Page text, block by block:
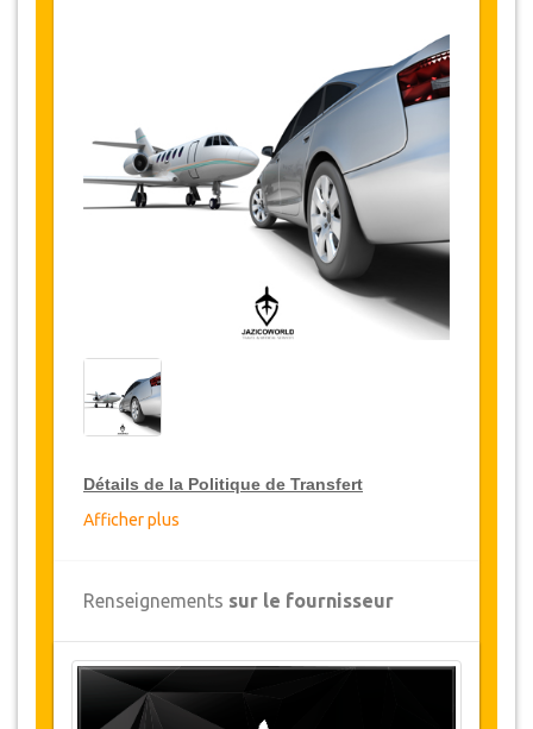
Détails de la Politique de Transfert
JazicoWorld offre pour les grands voyageurs,
15% de réduction sur les transferts
toute la Turquie et ce pendant une période de
12 mois, pour obtenir votre remise sur le
transfert, cliquez ci-dessus sur le bouton
Détails de la remise
Afficher plus
Renseignements sur le fournisseur